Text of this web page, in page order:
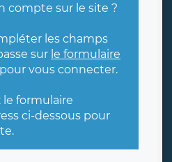
compte sur le site ?
les champs
sur le formulaire
pour vous connecter.
le formulaire
ci-dessous pour